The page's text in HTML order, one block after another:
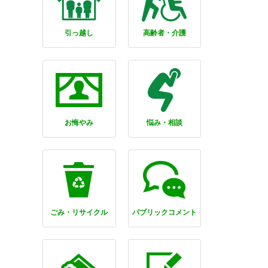
引っ越し 高齢者・介護
お悔やみ 悩み・相談
ごみ・リサイクル パブリックコメント